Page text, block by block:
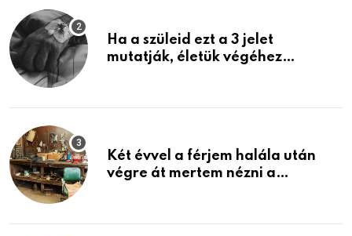
Ha a szüleid ezt a 3 jelet
mutatják, életük végéhez
Két évvel a férjem halála után
végre át mertem nézni a
életemet